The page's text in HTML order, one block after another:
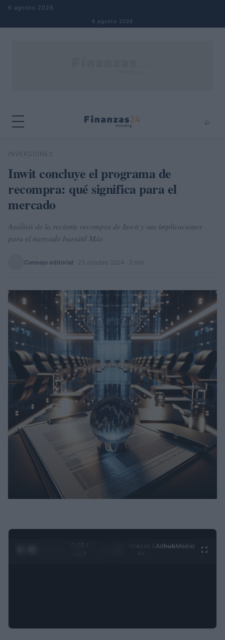
Saltar al contenido
6 agosto 2026
6 agosto 2026
⌕
Buscar
INVERSIONES
Inwit concluye el programa de
recompra: qué significa para el
mercado
Análisis de la reciente recompra de Inwit y sus implicaciones
para el mercado bursátil Más
Consejo editorial 23 octubre 2024 · 2 min
0:28 /
4:27
Ad hubMedia